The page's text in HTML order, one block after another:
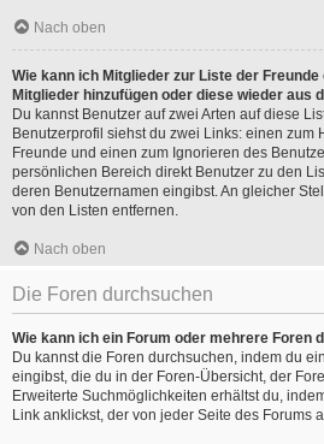
Nach oben
Wie kann ich Mitglieder zur Liste der
Mitglieder hinzufügen oder diese wieder aus
Du kannst Benutzer auf zwei Arten auf diese
Benutzerprofil siehst du zwei Links: einen zum
Freunde und einen zum Ignorieren des
persönlichen Bereich direkt Benutzer zu den
deren Benutzernamen eingibst. An gleicher
von den Listen entfernen.
Nach oben
Die Foren durchsuchen
Wie kann ich ein Forum oder mehrere Foren
Du kannst die Foren durchsuchen, indem du
eingibst, die du in der Foren-Übersicht, der
Erweiterte Suchmöglichkeiten erhältst du,
Link anklickst, der von jeder Seite des Forums